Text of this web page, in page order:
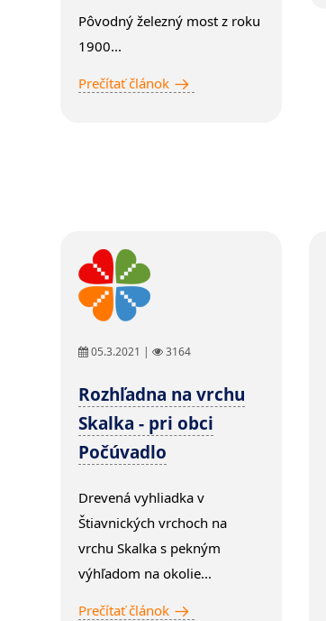
Pôvodný železný most z roku
1900...
Prečítať článok
05.3.2021 | 3164
Rozhľadna na vrchu
Skalka - pri obci
Počúvadlo
Drevená vyhliadka v
Štiavnických vrchoch na
vrchu Skalka s pekným
výhľadom na okolie...
Prečítať článok